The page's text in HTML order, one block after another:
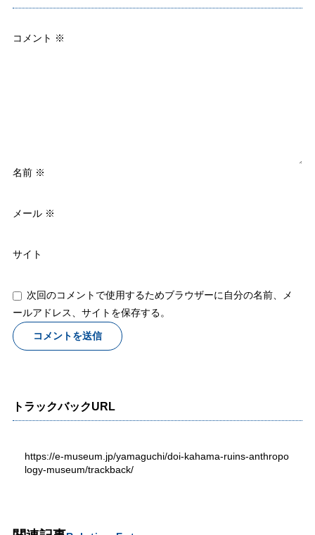
コメント ※
名前 ※
メール ※
サイト
次回のコメントで使用するためブラウザーに自分の名前、メ
ールアドレス、サイトを保存する。
トラックバックURL
https://e-museum.jp/yamaguchi/doi-kahama-ruins-anthropo
logy-museum/trackback/